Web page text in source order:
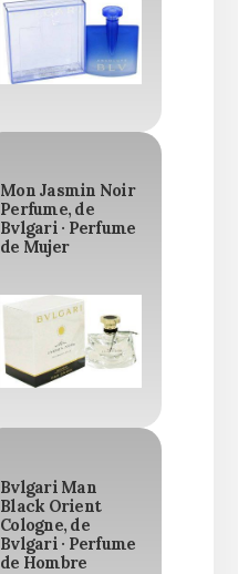
Mon Jasmin Noir
Perfume, de
Bvlgari · Perfume
de Mujer
Bvlgari Man
Black Orient
Cologne, de
Bvlgari · Perfume
de Hombre